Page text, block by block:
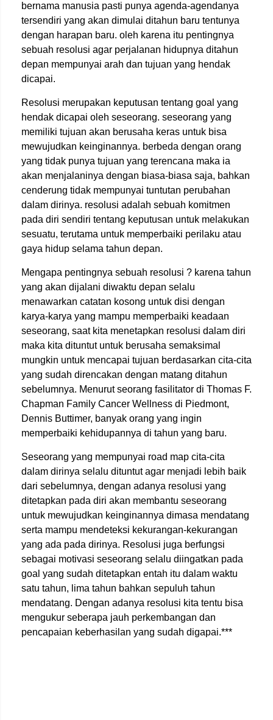
bernama manusia pasti punya agenda-agendanya
tersendiri yang akan dimulai ditahun baru tentunya
dengan harapan baru. oleh karena itu pentingnya
sebuah resolusi agar perjalanan hidupnya ditahun
depan mempunyai arah dan tujuan yang hendak
dicapai.
Resolusi merupakan keputusan tentang goal yang
hendak dicapai oleh seseorang. seseorang yang
memiliki tujuan akan berusaha keras untuk bisa
mewujudkan keinginannya. berbeda dengan orang
yang tidak punya tujuan yang terencana maka ia
akan menjalaninya dengan biasa-biasa saja, bahkan
cenderung tidak mempunyai tuntutan perubahan
dalam dirinya. resolusi adalah sebuah komitmen
pada diri sendiri tentang keputusan untuk melakukan
sesuatu, terutama untuk memperbaiki perilaku atau
gaya hidup selama tahun depan.
Mengapa pentingnya sebuah resolusi ? karena tahun
yang akan dijalani diwaktu depan selalu
menawarkan catatan kosong untuk disi dengan
karya-karya yang mampu memperbaiki keadaan
seseorang, saat kita menetapkan resolusi dalam diri
maka kita dituntut untuk berusaha semaksimal
mungkin untuk mencapai tujuan berdasarkan cita-cita
yang sudah direncakan dengan matang ditahun
sebelumnya. Menurut seorang fasilitator di Thomas F.
Chapman Family Cancer Wellness di Piedmont,
Dennis Buttimer, banyak orang yang ingin
memperbaiki kehidupannya di tahun yang baru.
Seseorang yang mempunyai road map cita-cita
dalam dirinya selalu dituntut agar menjadi lebih baik
dari sebelumnya, dengan adanya resolusi yang
ditetapkan pada diri akan membantu seseorang
untuk mewujudkan keinginannya dimasa mendatang
serta mampu mendeteksi kekurangan-kekurangan
yang ada pada dirinya. Resolusi juga berfungsi
sebagai motivasi seseorang selalu diingatkan pada
goal yang sudah ditetapkan entah itu dalam waktu
satu tahun, lima tahun bahkan sepuluh tahun
mendatang. Dengan adanya resolusi kita tentu bisa
mengukur seberapa jauh perkembangan dan
pencapaian keberhasilan yang sudah digapai.***